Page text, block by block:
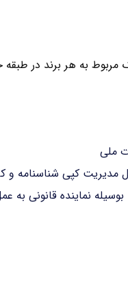
مربوط به هر برند در
ملی
مدیریت کپی شناسنامه و
نماینده قانونی